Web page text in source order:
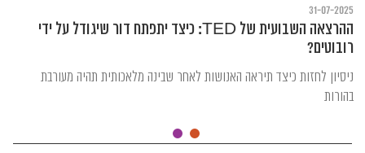
31-07-2025
ההרצאה השבועית של TED: כיצד יתפתח דור שיגודל על ידי
רובוטים?
ניסיון לחזות כיצד תיראה האנושות לאחר שבינה מלאכותית תהיה מעורבת
בהורות